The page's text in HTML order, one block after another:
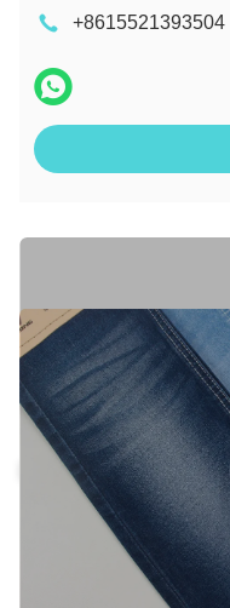
+8615521393504